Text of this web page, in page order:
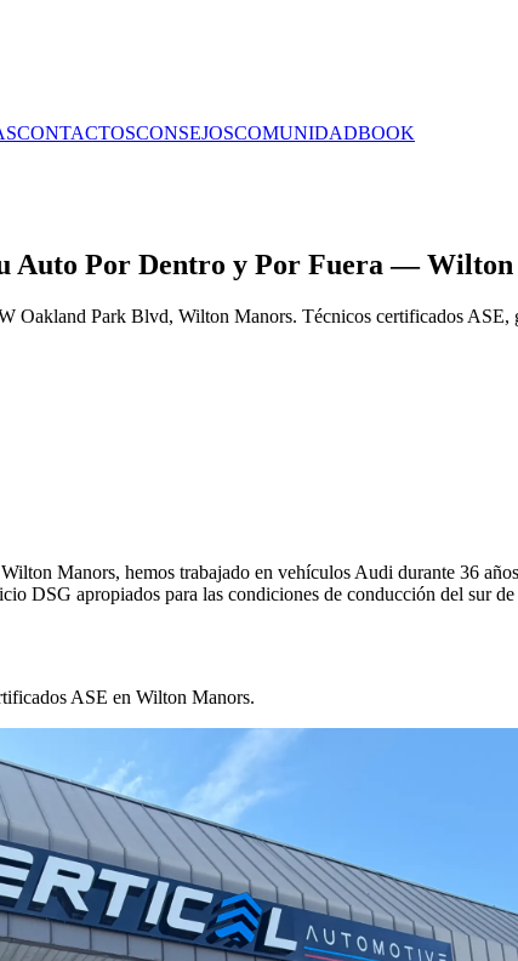
CONTACTOSCONSEJOSCOMUNIDADBOOK
Auto Por Dentro y Por Fuera —
Oakland Park Blvd, Wilton Manors. Técnicos certificados ASE,
Manors, hemos trabajado en vehículos Audi durante 36
DSG apropiados para las condiciones de conducción del sur
ASE en Wilton Manors.